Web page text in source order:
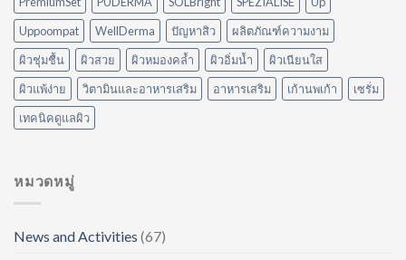
คุณ
Uppoompat
WellDerma ปัญหาสิว
ผลิตภัณฑ์ความงาม
ผิวชุ่มชื้น
ผิวสวย ผิวหมองคล้ำ ผิวอิ่มน้ำ
ผิวเนียนใส
ผิวแพ้ง่าย
วิตามินและอาหารเสริม อาหารเสริม เก้านพเก้า
เซรั่ม
เทคนิคดูแลผิว
หมวดหมู่
News and Activities (67)